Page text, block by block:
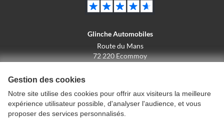
Glinche Automobiles
Route du Mans
72 220 Ecommoy
Conditions générales de vente
Gestion des cookies
Notre site utilise des cookies pour offrir aux visiteurs la meilleure
expérience utilisateur possible, d'analyser l'audience, et vous
proposer des services personnalisés.